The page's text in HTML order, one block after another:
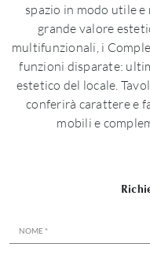
spazio in modo utile
grande valore
multifunzionali, i
funzioni disparate:
estetico del locale.
conferirà carattere e
mobili e